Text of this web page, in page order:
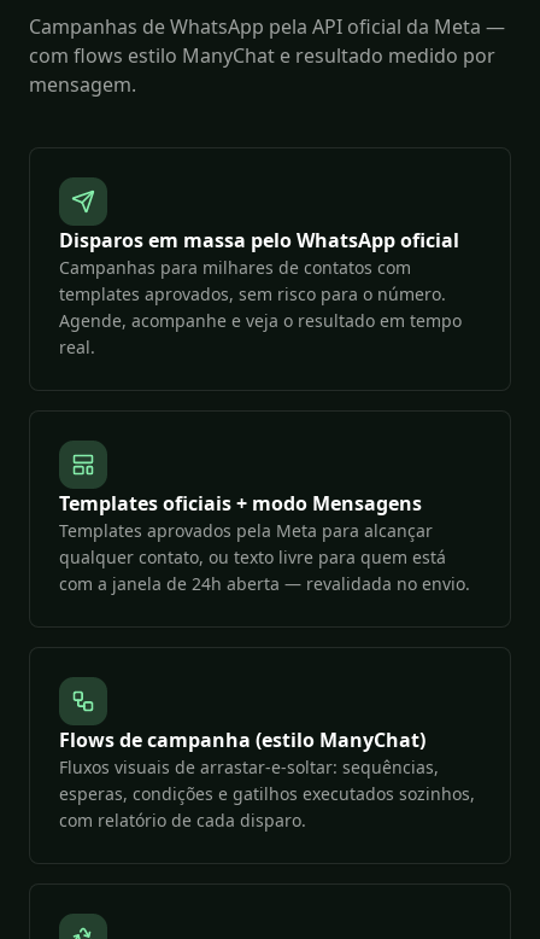
Campanhas de WhatsApp pela API oficial da Meta —
com flows estilo ManyChat e resultado medido por
mensagem.
Disparos em massa pelo WhatsApp oficial
Campanhas para milhares de contatos com
templates aprovados, sem risco para o número.
Agende, acompanhe e veja o resultado em tempo
real.
Templates oficiais + modo Mensagens
Templates aprovados pela Meta para alcançar
qualquer contato, ou texto livre para quem está
com a janela de 24h aberta — revalidada no envio.
Flows de campanha (estilo ManyChat)
Fluxos visuais de arrastar-e-soltar: sequências,
esperas, condições e gatilhos executados sozinhos,
com relatório de cada disparo.